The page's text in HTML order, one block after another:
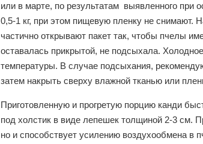
или в марте, по результатам выявленного при
0,5-1 кг, при этом пищевую пленку не снимают.
частично открывают пакет так, чтобы пчелы
оставалась прикрытой, не подсыхала.
температуры. В случае подсыхания,
затем накрыть сверху влажной тканью или
Приготовленную и прогретую порцию канди
под холстик в виде лепешек толщиной 2-3 см.
но и способствует усилению воздухообмена в